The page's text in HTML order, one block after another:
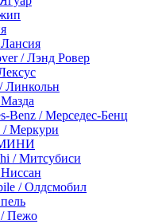
/ Лэнд Ровер
Линкольн
Benz / Мерседес-Бенц
/ Меркури
/ Митсубиси
/ Олдсмобил
/ Пежо